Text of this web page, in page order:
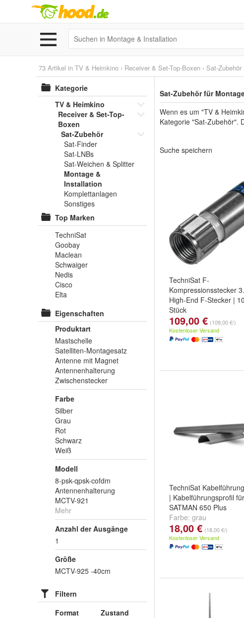
73 Artikel in TV & Heimkino › Receiver & Set-Top-Boxen › Sat-Zubehör
Kategorie
TV & Heimkino
Receiver & Set-Top-
Boxen
Sat-Zubehör
Sat-Finder
Sat-LNBs
Sat-Weichen & Splitter
Montage &
Installation
Komplettanlagen
Sonstiges
Top Marken
TechniSat
Goobay
Maclean
Schwaiger
Nedis
Cisco
Elta
Eigenschaften
Produktart
Mastschelle
Satelliten-Montagesatz
Antenne mit Magnet
Antennenhalterung
Zwischenstecker
Farbe
Silber
Grau
Rot
Schwarz
Weiß
Modell
8-psk-qpsk-cofdm
Antennenhalterung
MCTV-921
Mehr
Anzahl der Ausgänge
1
Größe
MCTV-925 -40cm
Filtern
Format
Zustand
Sat-Zubehör für
Wenn es um "TV &
Kategorie "Sat-Zubehör".
Suche speichern
TechniSat F-
Kompressionsstecker
High-End F-Stecker |
Stück
Farbe:silber
109,00 € (109,00 €/)
Kostenloser Versand
TechniSat
| Kabelführungsprofil für
SATMAN 650 Plus
Farbe: grau
18,00 € (18,00 €/)
Kostenloser Versand